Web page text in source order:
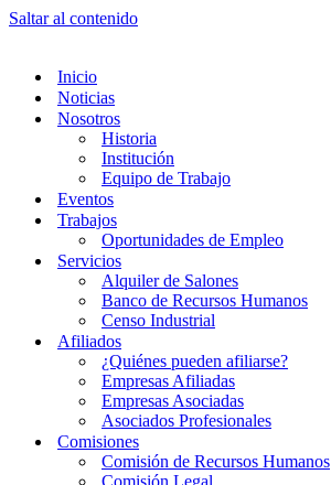
Saltar al contenido
Inicio
Noticias
Nosotros
Historia
Institución
Equipo de Trabajo
Eventos
Trabajos
Oportunidades de Empleo
Servicios
Alquiler de Salones
Banco de Recursos Humanos
Censo Industrial
Afiliados
¿Quiénes pueden afiliarse?
Empresas Afiliadas
Empresas Asociadas
Asociados Profesionales
Comisiones
Comisión de Recursos Humanos
Comisión Legal